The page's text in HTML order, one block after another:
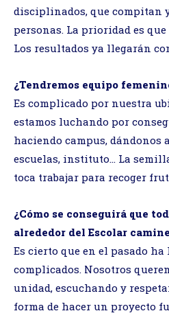
disciplinados, que compitan
personas. La prioridad es
Los resultados ya llegarán
¿Tendremos equipo
Es complicado por nuestra
estamos luchando por
haciendo campus, dándonos
escuelas, instituto… La
toca trabajar para recoger
¿Cómo se conseguirá que
alrededor del Escolar
Es cierto que en el pasado
complicados. Nosotros
unidad, escuchando y
forma de hacer un proyecto